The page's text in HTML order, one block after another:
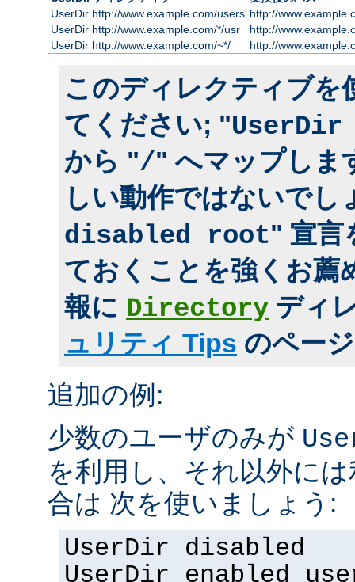
UserDir http://www.example.com/users http://
UserDir http://www.example.com/*/usr
http://
UserDir http://www.example.com/~*/
http://
このディレクティブを
てください; "
から "/" へマップしま
しい動作ではないでし
disabled root" 宣言
ておくことを強くお薦
報に Directory ディ
ュリティ Tips のペー
追加の例:
少数のユーザのみが
を利用し、それ以外に
合は 次を使いましょう:
UserDir disabled
UserDir enabled